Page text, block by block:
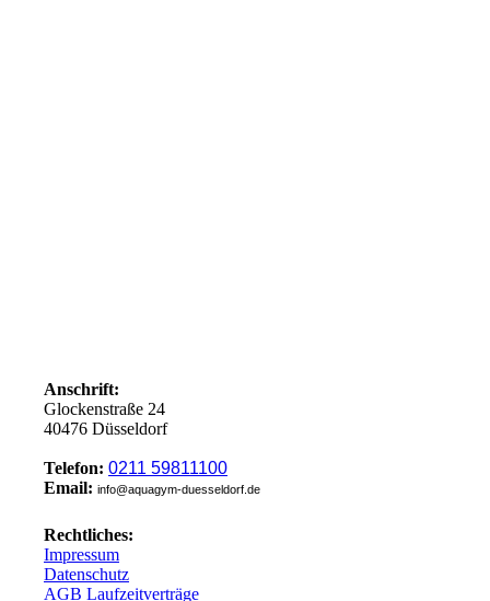
Anschrift:
Glockenstraße 24
40476 Düsseldorf
Telefon: 0211 59811100
Email: info@aquagym-duesseldorf.de
Rechtliches:
Impressum
Datenschutz
AGB Laufzeitverträge